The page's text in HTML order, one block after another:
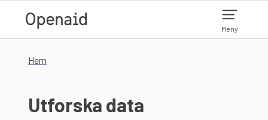
Meny
Hem
Utforska data